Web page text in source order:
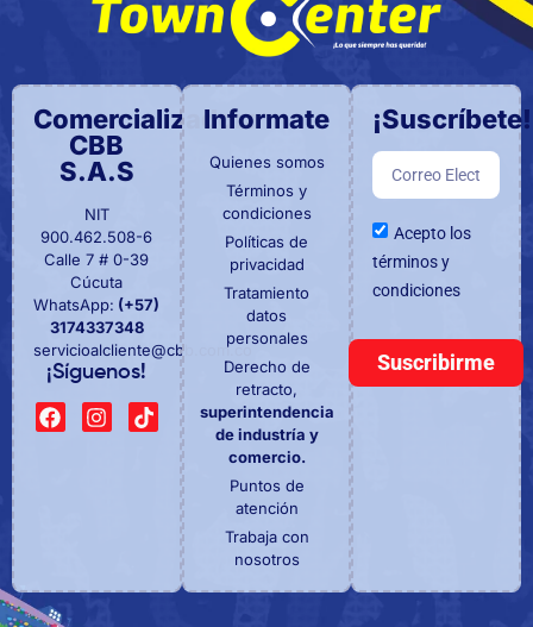
Comercializadora
CBB
S.A.S
NIT
900.462.508-6
Calle 7 # 0-39
Cúcuta
WhatsApp: (+57)
3174337348
servicioalcliente@cbb.com.co
¡Síguenos!
Informate
Quienes somos
Términos y
condiciones
Políticas de
privacidad
Tratamiento
datos
personales
Derecho de
retracto,
superintendencia
de industría y
comercio.
Puntos de
atención
Trabaja con
nosotros
¡Suscríbete!
Acepto los
términos y
condiciones
Suscribirme